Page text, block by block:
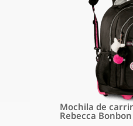
Mochila de
Rebecca